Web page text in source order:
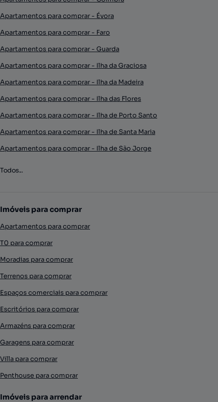
Apartamentos para comprar - Évora
Apartamentos para comprar - Faro
Apartamentos para comprar - Guarda
Apartamentos para comprar - Ilha da Graciosa
Apartamentos para comprar - Ilha da Madeira
Apartamentos para comprar - Ilha das Flores
Apartamentos para comprar - Ilha de Porto Santo
Apartamentos para comprar - Ilha de Santa Maria
Apartamentos para comprar - Ilha de São Jorge
Todos...
Imóveis para comprar
Apartamentos para comprar
T0 para comprar
Moradias para comprar
Terrenos para comprar
Espaços comerciais para comprar
Escritórios para comprar
Armazéns para comprar
Garagens para comprar
Villa para comprar
Penthouse para comprar
Imóveis para arrendar